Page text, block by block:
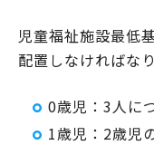
児童福祉施設最低
配置しなければな
0歳児：3人に
1歳児：2歳児